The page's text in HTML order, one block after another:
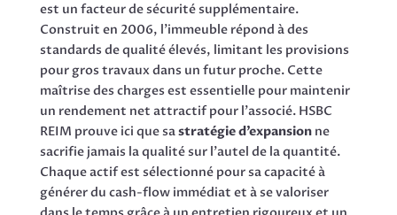
est un facteur de sécurité supplémentaire.
Construit en 2006, l’immeuble répond à des
standards de qualité élevés, limitant les provisions
pour gros travaux dans un futur proche. Cette
maîtrise des charges est essentielle pour maintenir
un rendement net attractif pour l’associé. HSBC
REIM prouve ici que sastratégie d’expansionne
sacrifie jamais la qualité sur l’autel de la quantité.
Chaque actif est sélectionné pour sa capacité à
générer du cash-flow immédiat et à se valoriser